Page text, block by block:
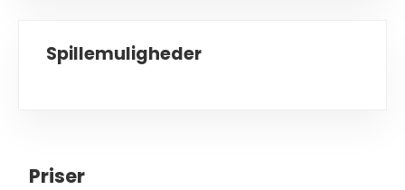
Spillemuligheder
Priser